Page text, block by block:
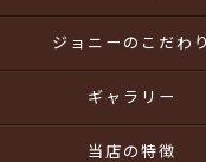
ジョニーのこだわり
ギャラリー
当店の特徴